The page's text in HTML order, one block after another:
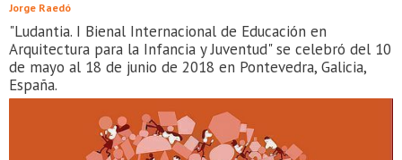
Jorge Raedó
"Ludantia. I Bienal Internacional de Educación en
Arquitectura para la Infancia y Juventud" se celebró del 10
de mayo al 18 de junio de 2018 en Pontevedra, Galicia,
España.